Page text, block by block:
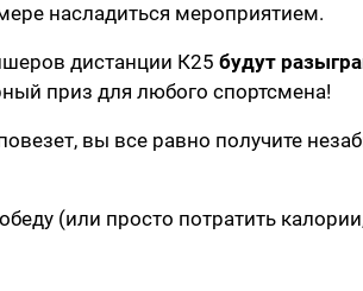
насладиться мероприятием.
дистанции К25 будут
приз для любого спортсмена!
вы все равно получите
(или просто потратить